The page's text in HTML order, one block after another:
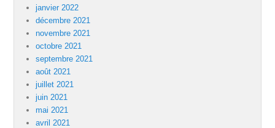
janvier 2022
décembre 2021
novembre 2021
octobre 2021
septembre 2021
août 2021
juillet 2021
juin 2021
mai 2021
avril 2021